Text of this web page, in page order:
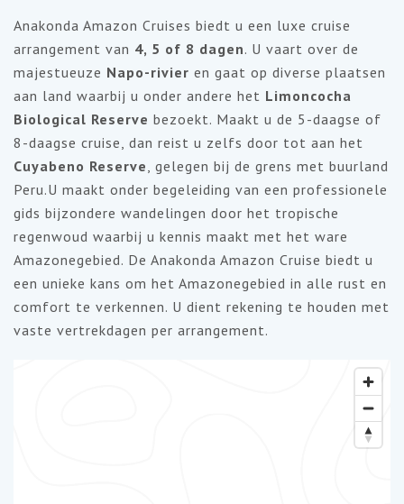
Anakonda Amazon Cruises biedt u een luxe cruise
arrangement van 4, 5 of 8 dagen. U vaart over de
majestueuze Napo-rivier en gaat op diverse plaatsen
aan land waarbij u onder andere het Limoncocha
Biological Reserve bezoekt. Maakt u de 5-daagse of
8-daagse cruise, dan reist u zelfs door tot aan het
Cuyabeno Reserve, gelegen bij de grens met buurland
Peru.U maakt onder begeleiding van een professionele
gids bijzondere wandelingen door het tropische
regenwoud waarbij u kennis maakt met het ware
Amazonegebied. De Anakonda Amazon Cruise biedt u
een unieke kans om het Amazonegebied in alle rust en
comfort te verkennen. U dient rekening te houden met
vaste vertrekdagen per arrangement.